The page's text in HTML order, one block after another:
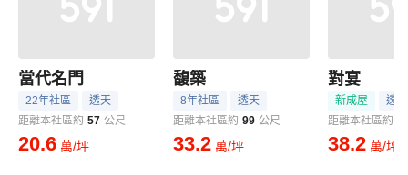
當代名門
22年社區
透天
距離本社區約 57 公尺
20.6 萬/坪
馥築
8年社區
透天
距離本社區約 99 公尺
33.2 萬/坪
對宴
新成屋
透天
距離本社區約
38.2 萬/坪